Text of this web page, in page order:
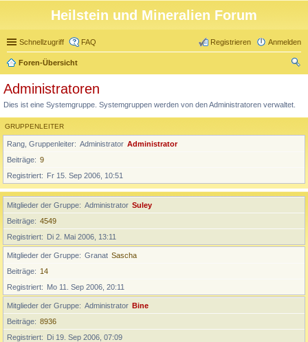
Heilstein und Mineralien Forum
Schnellzugriff FAQ Anmelden
Registrieren
Foren-Übersicht
Administratoren
Dies ist eine Systemgruppe. Systemgruppen werden von den Administratoren verwaltet.
GRUPPENLEITER
Rang, Gruppenleiter Administrator Administrator
Beiträge
9
Registriert
Fr 15. Sep 2006, 10:51
Mitglieder der Gruppe Administrator Suley
Beiträge
4549
Registriert
Di 2. Mai 2006, 13:11
Mitglieder der Gruppe Granat Sascha
Beiträge
14
Registriert
Mo 11. Sep 2006, 20:11
Mitglieder der Gruppe Administrator Bine
Beiträge
8936
Registriert
Di 19. Sep 2006, 07:09